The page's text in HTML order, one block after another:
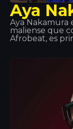
Aya
Aya Nakamura
maliense que
Afrobeat, es